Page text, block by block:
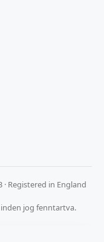
· Registered in England
jog fenntartva.